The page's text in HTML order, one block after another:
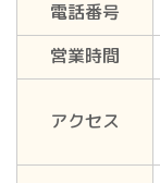
電話番号
営業時間
アクセス